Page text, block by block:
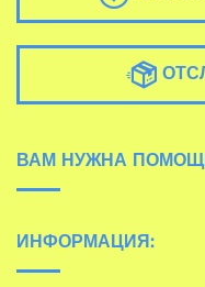
ВАМ НУЖНА
ИНФОРМАЦИЯ: